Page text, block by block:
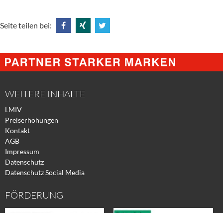
Seite teilen bei:
@
Facebook
@
Xing
@
Twitter
WEITERE INHALTE
LMIV
Preiserhöhungen
Kontakt
AGB
Impressum
Datenschutz
Datenschutz Social Media
FÖRDERUNG